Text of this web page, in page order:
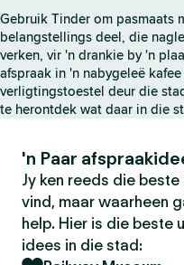
d
Gebruik Tinder om pasmaats
belangstellings deel, die
verken, vir 'n drankie by 'n
afspraak in 'n nabygeleë
verligtingstoestel deur die
te herontdek wat daar in die
'n Paar
Jy ken reeds die
vind, maar waarheen
help. Hier is die beste
idees in die stad: